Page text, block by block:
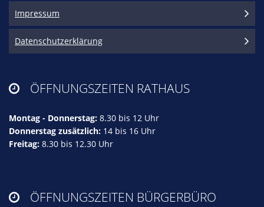
Impressum
Datenschutzerklärung
 ÖFFNUNGSZEITEN RATHAUS
Montag - Donnerstag: 8.30 bis 12 Uhr
Donnerstag zusätzlich: 14 bis 16 Uhr
Freitag: 8.30 bis 12.30 Uhr
 ÖFFNUNGSZEITEN BÜRGERBÜRO